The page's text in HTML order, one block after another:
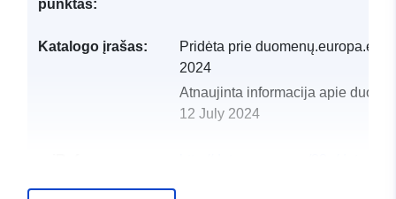
punktas:
Katalogo įrašas: Pridėta prie duomenų.europa.eu:
2024
Atnaujinta informacija apie
12 July 2024